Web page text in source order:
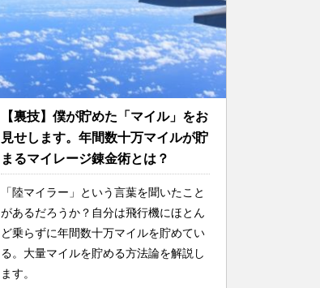
【裏技】僕が貯めた「マイル」をお
見せします。年間数十万マイルが貯
まるマイレージ錬金術とは？
「陸マイラー」という言葉を聞いたこと
があるだろうか？自分は飛行機にほとん
ど乗らずに年間数十万マイルを貯めてい
る。大量マイルを貯める方法論を解説し
ます。